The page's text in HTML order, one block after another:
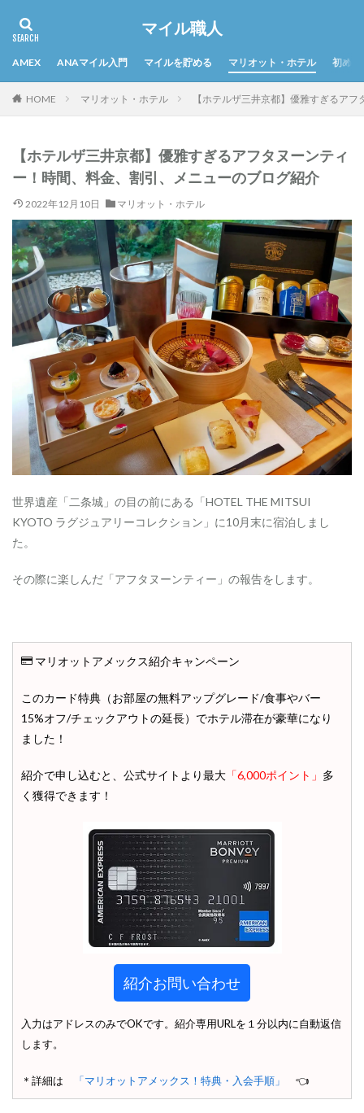
マイル職人
AMEX ANAマイル入門 マイルを貯める マリオット・ホテル 初めて
HOME マリオット・ホテル 【ホテルザ三井京都】優雅すぎるア
【ホテルザ三井京都】優雅すぎるアフタヌーンティ
ー！時間、料金、割引、メニューのブログ紹介
2022年12月10日 マリオット・ホテル
世界遺産「二条城」の目の前にある「HOTEL THE MITSUI
KYOTO ラグジュアリーコレクション」に10月末に宿泊しまし
た。
その際に楽しんだ「アフタヌーンティー」の報告をします。
マリオットアメックス紹介キャンペーン
このカード特典（お部屋の無料アップグレード/食事やバー
15%オフ/チェックアウトの延長）でホテル滞在が豪華になり
ました！
紹介で申し込むと、公式サイトより最大 「6,000ポイント」 多
く獲得できます！
紹介お問い合わせ
入力はアドレスのみでOKです。紹介専用URLを１分以内に自動返信
します。
＊詳細は 「マリオットアメックス！特典・入会手順」 👈